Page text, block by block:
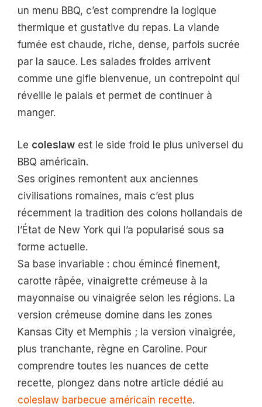
un menu BBQ, c’est comprendre la logique
thermique et gustative du repas. La viande
fumée est chaude, riche, dense, parfois sucrée
par la sauce. Les salades froides arrivent
comme une gifle bienvenue, un contrepoint qui
réveille le palais et permet de continuer à
manger.
Le coleslaw est le side froid le plus universel du
BBQ américain.
Ses origines remontent aux anciennes
civilisations romaines, mais c’est plus
récemment la tradition des colons hollandais de
l’État de New York qui l’a popularisé sous sa
forme actuelle.
Sa base invariable : chou émincé finement,
carotte râpée, vinaigrette crémeuse à la
mayonnaise ou vinaigrée selon les régions. La
version crémeuse domine dans les zones
Kansas City et Memphis ; la version vinaigrée,
plus tranchante, règne en Caroline. Pour
comprendre toutes les nuances de cette
recette, plongez dans notre article dédié au
coleslaw barbecue américain recette.